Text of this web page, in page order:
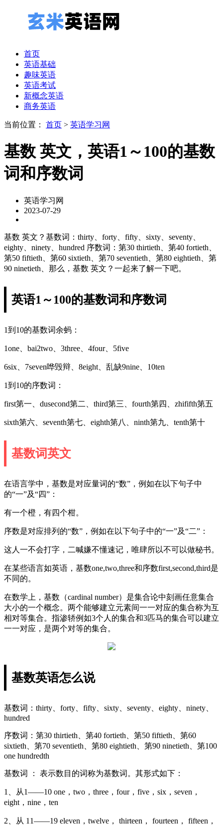
首页
英语基础
趣味英语
英语考试
新概念英语
商务英语
当前位置： 首页 > 英语学习网
基数 英文，英语1～100的基数
词和序数词
英语学习网
2023-07-29
基数 英文？基数词：thirty、forty、fifty、sixty、seventy、
eighty、ninety、hundred 序数词：第30 thirtieth、第40 fortieth、
第50 fiftieth、第60 sixtieth、第70 seventieth、第80 eightieth、第
90 ninetieth、那么，基数 英文？一起来了解一下吧。
英语1～100的基数词和序数词
1到10的基数词余蚂：
1one、bai2two、3three、4four、5five
6six、7seven哗毁辩、8eight、乱缺9nine、10ten
1到10的序数词：
first第一、dusecond第二、third第三、fourth第四、zhififth第五
sixth第六、seventh第七、eighth第八、ninth第九、tenth第十
基数词英文
在语言学中，基数是对应量词的“数”，例如在以下句子中
的“一”及“四”：
有一个橙，有四个柑。
序数是对应排列的“数”，例如在以下句子中的“一”及“二”：
这人一不会打字，二喊嫌不懂速记，唯肆所以不可以做秘书。
在某些语言如英语，基数one,two,three和序数first,second,third是
不同的。
在数学上，基数（cardinal number）是集合论中刻画任意集合
大小的一个概念。两个能够建立元素间一一对应的集合称为互
相对等集合。指渗轿例如3个人的集合和3匹马的集合可以建立
一一对应，是两个对等的集合。
基数英语怎么说
基数词：thirty、forty、fifty、sixty、seventy、eighty、ninety、
hundred
序数词：第30 thirtieth、第40 fortieth、第50 fiftieth、第60
sixtieth、第70 seventieth、第80 eightieth、第90 ninetieth、第100
one hundredth
基数词 ： 表示数目的词称为基数词。其形式如下：
1、从1——10 one，two，three，four，five，six，seven，
eight，nine，ten
2、从 11——19 eleven，twelve， thirteen， fourteen， fifteen，